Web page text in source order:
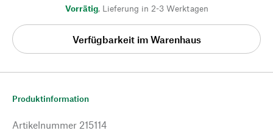
Vorrätig, Lieferung in 2-3 Werktagen
Verfügbarkeit im Warenhaus
Produktinformation
Artikelnummer 215114